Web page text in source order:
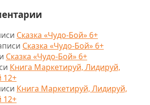
Сказка «Чудо-Бой» 6+
Сказка «Чудо-Бой» 6+
Сказка «Чудо-Бой» 6+
Книга Маркетируй, Лидируй,
12+
Книга Маркетируй, Лидируй,
12+